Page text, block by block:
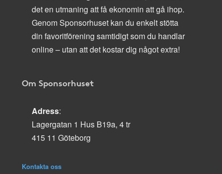
det en utmaning att få ekonomin att gå ihop.
Genom Sponsorhuset kan du enkelt stötta
din favoritförening samtidigt som du handlar
online – utan att det kostar dig något extra!
Om Sponsorhuset
Adress:
Lagergatan 1 Hus B19a, 4 tr
415 11 Göteborg
Kontakta oss